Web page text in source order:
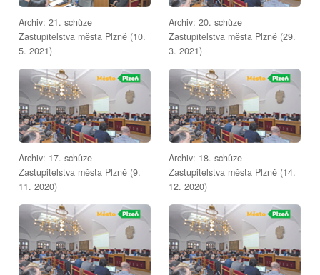
Archiv: 21. schůze
Zastupitelstva města Plzně (10.
5. 2021)
Archiv: 20. schůze
Zastupitelstva města Plzně (29.
3. 2021)
Archiv: 17. schůze
Zastupitelstva města Plzně (9.
11. 2020)
Archiv: 18. schůze
Zastupitelstva města Plzně (14.
12. 2020)